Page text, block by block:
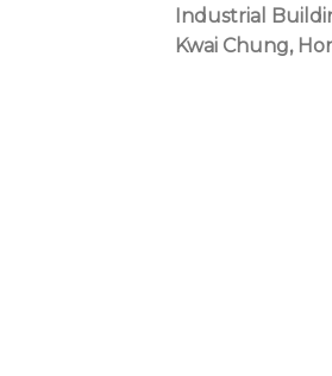
Industrial
Kwai Chung,